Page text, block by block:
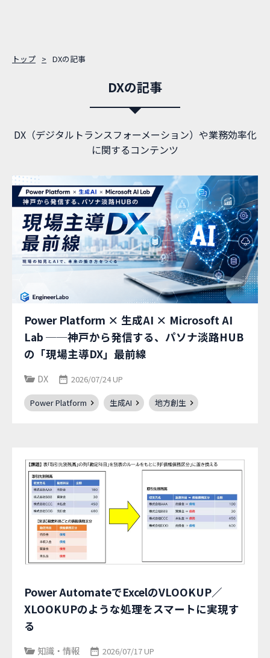
トップ DXの記事
DXの記事
DX（デジタルトランスフォーメーション）や業務効率化
に関するコンテンツ
Power Platform × 生成AI × Microsoft AI
Lab ──神戸から発信する、パソナ淡路HUB
の「現場主導DX」最前線
DX 2026/07/24 UP
Power Platform 生成AI 地方創生
Power AutomateでExcelのVLOOKUP／
XLOOKUPのような処理をスマートに実現す
る
知識・情報 2026/07/17 UP